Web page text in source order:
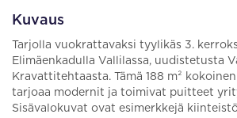
Kuvaus
Tarjolla vuokrattavaksi tyylikäs 3.
Elimäenkadulla Vallilassa, uudistetusta
Kravattitehtaasta. Tämä 188 m²
tarjoaa modernit ja toimivat puitteet
Sisävalokuvat ovat esimerkkejä